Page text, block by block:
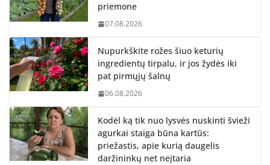
priemone
07.08.2026
Nupurkškite rožes šiuo keturių
ingredientų tirpalu, ir jos žydės iki
pat pirmųjų šalnų
06.08.2026
Kodėl ką tik nuo lysvės nuskinti švieži
agurkai staiga būna kartūs:
priežastis, apie kurią daugelis
daržininkų net neįtaria